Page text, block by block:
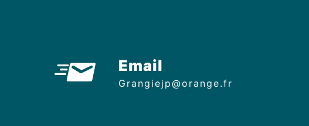
Email
grangiejp@orange.fr